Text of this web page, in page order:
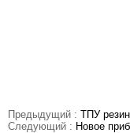
Предыдущий : ТПУ
Следующий : Новое